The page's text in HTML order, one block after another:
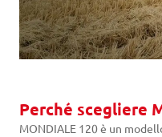
Perché scegliere
MONDIALE 120 è un